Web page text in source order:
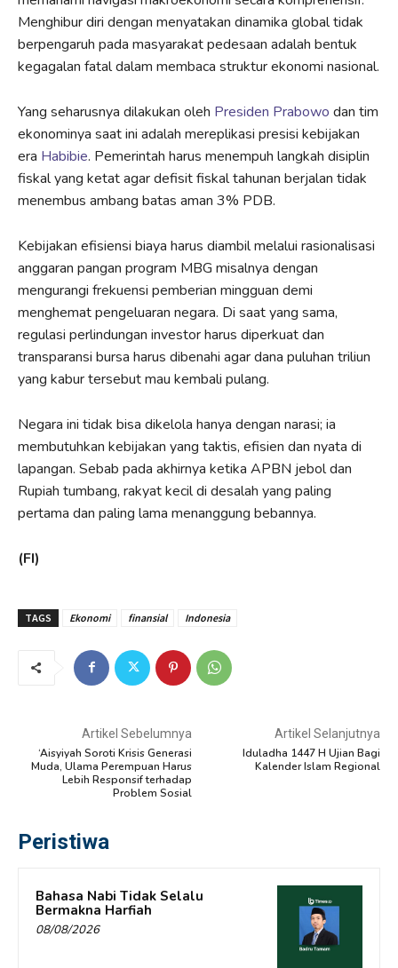
Menghibur diri dengan menyatakan dinamika global tidak
berpengaruh pada masyarakat pedesaan adalah bentuk
kegagalan fatal dalam membaca struktur ekonomi nasional.
Yang seharusnya dilakukan oleh Presiden Prabowo dan tim
ekonominya saat ini adalah mereplikasi presisi kebijakan
era Habibie. Pemerintah harus menempuh langkah disiplin
fiskal yang ketat agar defisit fiskal tahunan berjalan tidak
menembus ambang batas aman 3% PDB.
Kebijakan efisiensi biaya harus diambil melalui rasionalisasi
anggaran pangan program MBG misalnya dengan
mengurangi frekuensi pemberian mingguan demi
menghemat pengeluaran negara. Di saat yang sama,
regulasi perlindungan investor harus diperkuat dan
transparansi bursa harus dibenahi agar dana puluhan triliun
yang kabur tersebut mau kembali pulang.
Negara ini tidak bisa dikelola hanya dengan narasi; ia
membutuhkan kebijakan yang taktis, efisien dan nyata di
lapangan. Sebab pada akhirnya ketika APBN jebol dan
Rupiah tumbang, rakyat kecil di desalah yang paling
pertama dan paling lama menanggung bebannya.
(FI)
TAGS Ekonomi finansial Indonesia
Artikel Sebelumnya
‘Aisyiyah Soroti Krisis Generasi
Muda, Ulama Perempuan Harus
Lebih Responsif terhadap
Problem Sosial
Artikel Selanjutnya
Iduladha 1447 H Ujian Bagi
Kalender Islam Regional
Peristiwa
Bahasa Nabi Tidak Selalu
Bermakna Harfiah
08/08/2026